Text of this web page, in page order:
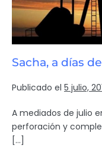
Sacha, a días
Publicado el 5 julio,
A mediados de julio
perforación y
[…]